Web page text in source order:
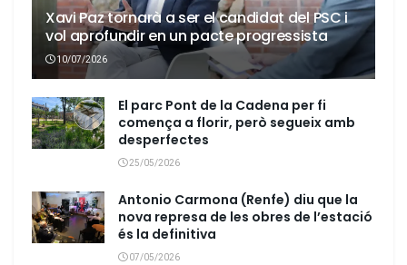
Xavi Paz tornarà a ser el candidat del PSC i
vol aprofundir en un pacte progressista
10/07/2026
El parc Pont de la Cadena per fi
comença a florir, però segueix amb
desperfectes
25/05/2026
Antonio Carmona (Renfe) diu que la
nova represa de les obres de l’estació
és la definitiva
07/05/2026